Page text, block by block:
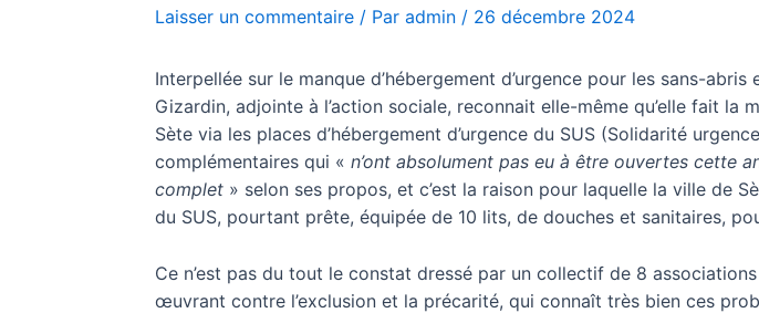
Laisser un commentaire / Par admin / 26 décembre 2024
Interpellée sur le manque d’hébergement d’urgence pour les sans-
Gizardin, adjointe à l’action sociale, reconnait elle-même qu’elle fait la
Sète via les places d’hébergement d’urgence du SUS (Solidarité
complémentaires qui « n’ont absolument pas eu à être ouvertes cette
complet » selon ses propos, et c’est la raison pour laquelle la ville de
du SUS, pourtant prête, équipée de 10 lits, de douches et sanitaires,
Ce n’est pas du tout le constat dressé par un collectif de 8
œuvrant contre l’exclusion et la précarité, qui connaît très bien ces